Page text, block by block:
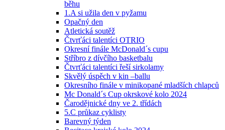
běhu
1.A si užila den v pyžamu
Opačný den
Atletická soutěž
Čtvrťáci talentíci OTRIO
Okresní finále McDonald´s cupu
Stříbro z dívčího basketbalu
Čtvrťáci talentíci řeší sirkolamy
Skvělý úspěch v kin –ballu
Okresního finále v minikopané mladších chlapců
Mc Donald´s Cup okrskové kolo 2024
Čarodějnické dny ve 2. třídách
5.C průkaz cyklisty
Barevný týden